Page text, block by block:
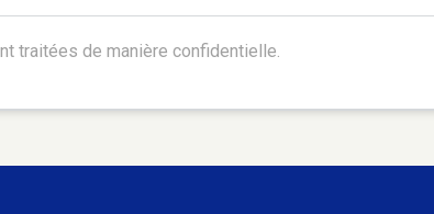
traitées de manière confidentielle.